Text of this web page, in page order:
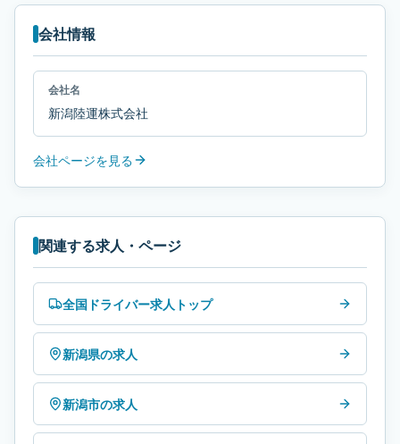
会社情報
会社名
新潟陸運株式会社
会社ページを見る
関連する求人・ページ
全国ドライバー求人トップ
新潟県の求人
新潟市の求人